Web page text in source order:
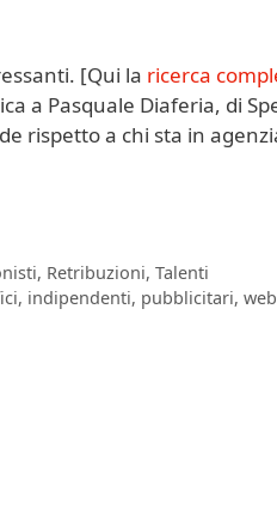
[Qui la ricerca
a Pasquale Diaferia, di
rispetto a chi sta in
, Retribuzioni, Talenti
, indipendenti, pubblicitari,